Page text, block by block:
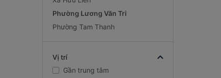
Phường Lương Văn Tri
Phường Tam Thanh
Vị trí
Gần trung tâm